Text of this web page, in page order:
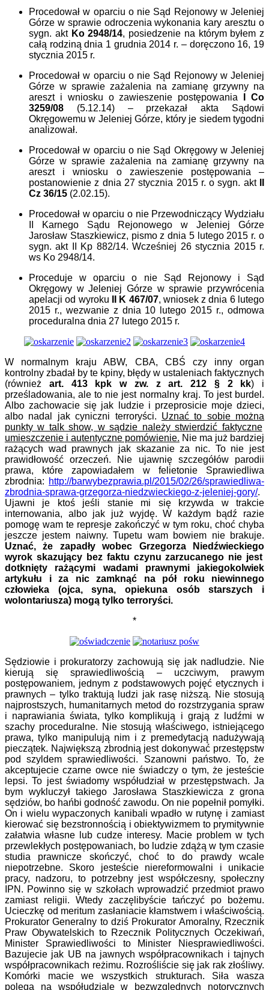
Procedował w oparciu o nie Sąd Rejonowy w Jeleniej
Górze w sprawie odroczenia wykonania kary aresztu o
sygn. akt Ko 2948/14, posiedzenie na którym byłem z
całą rodziną dnia 1 grudnia 2014 r. – doręczono 16, 19
stycznia 2015 r.
Procedował w oparciu o nie Sąd Rejonowy w Jeleniej
Górze w sprawie zażalenia na zamianę grzywny na
areszt i wniosku o zawieszenie postępowania
I Co
3259/08 (5.12.14) – przekazał akta Sądowi
Okręgowemu w Jeleniej Górze, który je siedem tygodni
analizował.
Procedował w oparciu o nie Sąd Okręgowy w Jeleniej
Górze w sprawie zażalenia na zamianę grzywny na
areszt i wniosku o zawieszenie postępowania –
postanowienie z dnia 27 stycznia 2015 r. o sygn. akt
Cz 36/15 (2.02.15).
Procedował w oparciu o nie Przewodniczący Wydziału
II Karnego Sądu Rejonowego w Jeleniej Górze
Jarosław Staszkiewicz, pismo z dnia 5 lutego 2015 r. o
sygn. akt II Kp 882/14. Wcześniej 26 stycznia 2015 r.
ws Ko 2948/14.
Proceduje w oparciu o nie Sąd Rejonowy i Sąd
Okręgowy w Jeleniej Górze w sprawie przywrócenia
apelacji od wyroku
II K 467/07, wniosek z dnia 6 lutego
2015 r., wezwanie z dnia 10 lutego 2015 r., odmowa
proceduralna dnia 27 lutego 2015 r.
W normalnym kraju ABW, CBA, CBŚ czy inny organ
kontrolny zbadał by te kpiny, błędy w ustaleniach faktycznych
(również art. 413 kpk w zw. z art. 212 § 2kk) i
prześladowania, ale to nie jest normalny kraj. To jest burdel.
Albo zachowacie się jak ludzie i przeprosicie moje dzieci,
albo nadal jak cyniczni terroryści. Uznać to sobie można
punkty w talk show, w sądzie należy stwierdzić faktyczne
umieszczenie i autentyczne pomówienie. Nie ma już bardziej
rażących wad prawnych jak skazanie za nic. To nie jest
prawidłowość orzeczeń. Nie ujawnię szczegółów parodii
prawa, które zapowiadałem w felietonie Sprawiedliwa
zbrodnia: http://barwybezprawia.pl/2015/02/26/sprawiedliwa-
zbrodnia-sprawa-grzegorza-niedzwieckiego-z-jeleniej-gory/.
Ujawni je ktoś jeśli stanie mi się krzywda w trakcie
internowania, albo jak już wyjdę. W każdym bądź razie
pomogę wam te represje zakończyć w tym roku, choć chyba
jeszcze jestem naiwny. Tupetu wam bowiem nie brakuje.
Uznać, że zapadły wobec Grzegorza Niedźwieckiego
wyrok skazujący bez faktu czynu zarzucanego nie jest
dotknięty rażącymi wadami prawnymi jakiegokolwiek
artykułu i za nic zamknąć na pół roku niewinnego
człowieka (ojca, syna, opiekuna osób starszych i
wolontariusza) mogą tylko terroryści.
*
Sędziowie i prokuratorzy zachowują się jak nadludzie. Nie
kierują się sprawiedliwością – uczciwym, prawym
postępowaniem, jednym z podstawowych pojęć etycznych i
prawnych – tylko traktują ludzi jak rasę niższą. Nie stosują
najprostszych, humanitarnych metod do rozstrzygania spraw
i naprawiania świata, tylko komplikują i grają z ludźmi w
szachy proceduralne. Nie stosują właściwego, istniejącego
prawa, tylko manipulują nim i z premedytacją nadużywają
pieczątek. Największą zbrodnią jest dokonywać przestępstw
pod szyldem sprawiedliwości. Szanowni państwo. To, że
akceptujecie czarne owce nie świadczy o tym, że jesteście
lepsi. To jest świadomy współudział w przestępstwach. Ja
bym wykluczył takiego Jarosława Staszkiewicza z grona
sędziów, bo hańbi godność zawodu. On nie popełnił pomyłki.
On i wielu wypaczonych kanibali wpadło w rutynę i zamiast
kierować się bezstronnością i obiektywizmem to prymitywnie
załatwia własne lub cudze interesy. Macie problem w tych
przewlekłych postępowaniach, bo ludzie zdążą w tym czasie
studia prawnicze skończyć, choć to do prawdy wcale
niepotrzebne. Skoro jesteście niereformowalni i unikacie
pracy, nadzoru, to potrzebny jest współczesny, społeczny
IPN. Powinno się w szkołach wprowadzić przedmiot prawo
zamiast religii. Wtedy zaczęlibyście tańczyć po bożemu.
Ucieczkę od meritum zasłaniacie kłamstwem i właściwością.
Prokurator Generalny to dziś Prokurator Amoralny, Rzecznik
Praw Obywatelskich to Rzecznik Politycznych Oczekiwań,
Minister Sprawiedliwości to Minister Niesprawiedliwości.
Bazujecie jak UB na jawnych współpracownikach i tajnych
współpracownikach reżimu. Rozrośliście się jak rak złośliwy.
Komórki macie we wszystkich strukturach. Siła wasza
polega na współudziale w bezwzględnych notorycznych